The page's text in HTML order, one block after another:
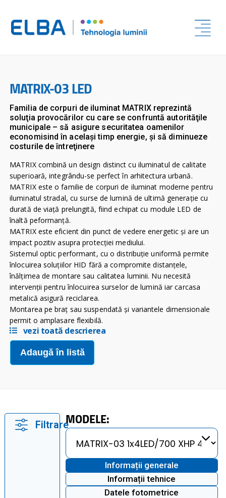
MATRIX-03 LED
Familia de corpuri de iluminat MATRIX reprezintă
soluţia provocărilor cu care se confruntă autorităţile
municipale – să asigure securitatea oamenilor
economisind în acelaşi timp energie, şi să diminueze
costurile de întreţinere
MATRIX combină un design distinct cu iluminatul de calitate
superioară, integrându-se perfect în arhitectura urbană.
MATRIX este o familie de corpuri de iluminat moderne pentru
iluminatul stradal, cu surse de lumină de ultimă generaţie cu
durată de viaţă prelungită, fiind echipat cu module LED de
înaltă peformanţă.
MATRIX este eficient din punct de vedere energetic şi are un
impact pozitiv asupra protecţiei mediului.
Sistemul optic performant, cu o distribuţie uniformă permite
înlocuirea soluţiilor HID fără a compromite distanţele,
înălţimea de montare sau calitatea luminii. Nu necesită
intervenţii pentru înlocuirea surselor de lumină iar carcasa
metalică asigură reciclarea.
Montarea pe braț sau suspendată și variantele dimensionale
permit o amplasare flexibilă.
vezi toată descrierea
Adaugă în listă
FiltrareMODELE:
Informații generale
Informații tehnice
Datele fotometrice